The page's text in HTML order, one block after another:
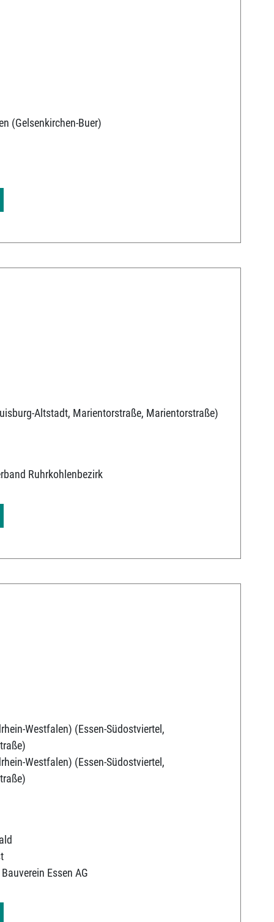
(Gelsenkirchen-Buer)
Altstadt, Marientorstraße, Marientorstraße)
Ruhrkohlenbezirk
Westfalen) (Essen-Südostviertel,
Westfalen) (Essen-Südostviertel,
Essen AG